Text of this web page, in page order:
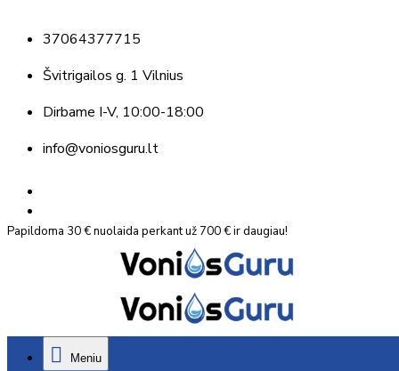
37064377715
Švitrigailos g. 1 Vilnius
Dirbame I-V, 10:00-18:00
info@voniosguru.lt
Papildoma 30 € nuolaida perkant už 700 € ir daugiau!
Meniu